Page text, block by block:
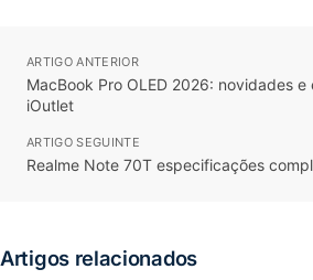
ARTIGO ANTERIOR
MacBook Pro OLED 2026: novidades e
iOutlet
ARTIGO SEGUINTE
Realme Note 70T especificações
Artigos relacionados